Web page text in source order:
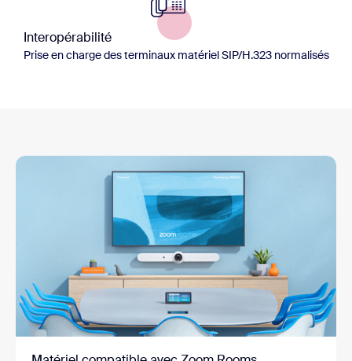
Interopérabilité
Prise en charge des terminaux matériel SIP/H.323 normalisés